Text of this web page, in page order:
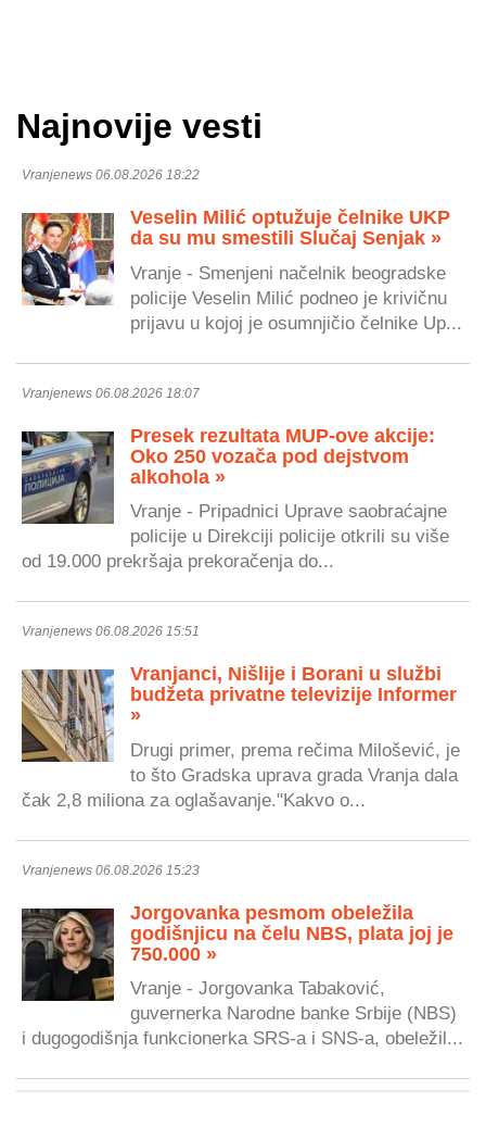
Najnovije vesti
Vranjenews 06.08.2026 18:22
Veselin Milić optužuje čelnike UKP
da su mu smestili Slučaj Senjak »
Vranje - Smenjeni načelnik beogradske
policije Veselin Milić podneo je krivičnu
prijavu u kojoj je osumnjičio čelnike Up...
Vranjenews 06.08.2026 18:07
Presek rezultata MUP-ove akcije:
Oko 250 vozača pod dejstvom
alkohola »
Vranje - Pripadnici Uprave saobraćajne
policije u Direkciji policije otkrili su više
od 19.000 prekršaja prekoračenja do...
Vranjenews 06.08.2026 15:51
Vranjanci, Nišlije i Borani u službi
budžeta privatne televizije Informer
»
Drugi primer, prema rečima Milošević, je
to što Gradska uprava grada Vranja dala
čak 2,8 miliona za oglašavanje."Kakvo o...
Vranjenews 06.08.2026 15:23
Jorgovanka pesmom obeležila
godišnjicu na čelu NBS, plata joj je
750.000 »
Vranje - Jorgovanka Tabaković,
guvernerka Narodne banke Srbije (NBS)
i dugogodišnja funkcionerka SRS-a i SNS-a, obeležil...